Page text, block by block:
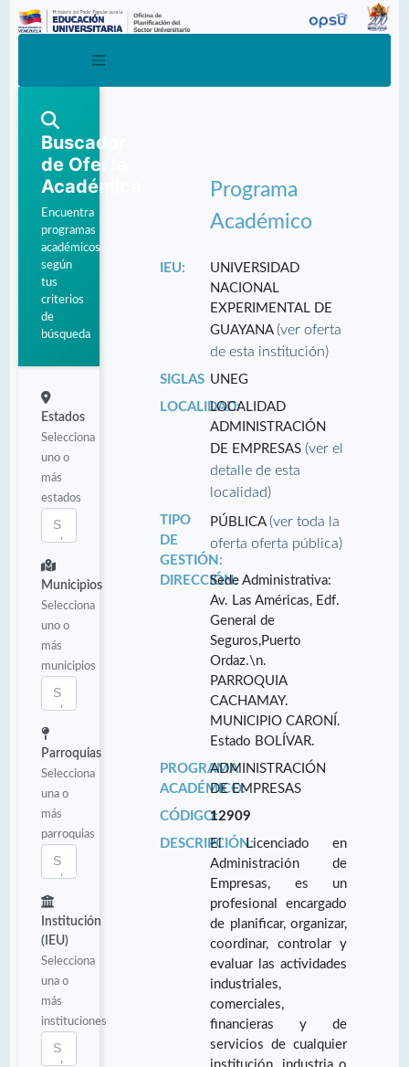
Buscador
de Oferta
Académica
Encuentra
programas
académicos
según
tus
criterios
de
búsqueda
Estados
Selecciona
uno o
más
estados
Municipios
Selecciona
uno o
más
municipios
Parroquias
Selecciona
una o
más
parroquias
Institución
(IEU)
Selecciona
una o
más
instituciones
Programa
Académico
IEU:
UNIVERSIDAD
NACIONAL
EXPERIMENTAL DE
GUAYANA(ver oferta
de esta institución)
SIGLAS UNEG
LOCALIDAD:LOCALIDAD
ADMINISTRACIÓN
DE EMPRESAS(ver el
detalle de esta
localidad)
TIPO
DE
GESTIÓN:
PÚBLICA(ver toda la
oferta oferta pública)
DIRECCIÓN:Sede Administrativa:
Av. Las Américas, Edf.
General de
Seguros,Puerto
Ordaz.\n.
PARROQUIA
CACHAMAY.
MUNICIPIO CARONÍ.
Estado BOLÍVAR.
PROGRAMA
ACADÉMICO:
ADMINISTRACIÓN
DE EMPRESAS
CÓDIGO:12909
DESCRIPCIÓN:El Licenciado en
Administración de
Empresas, es un
profesional encargado
de planificar, organizar,
coordinar, controlar y
evaluar las actividades
industriales,
comerciales,
financieras y de
servicios de cualquier